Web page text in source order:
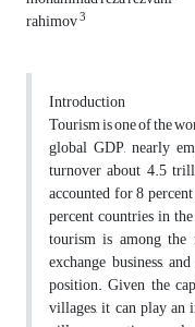
rahimov3
Introduction
Tourism is one of the
global GDP, nearly
turnover about 4.5
accounted for 8
percent countries in
tourism is among
exchange business,
position. Given the
villages, it can play